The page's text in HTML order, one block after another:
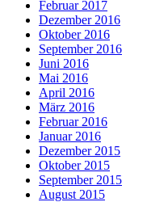
Februar 2017
Dezember 2016
Oktober 2016
September 2016
Juni 2016
Mai 2016
April 2016
März 2016
Februar 2016
Januar 2016
Dezember 2015
Oktober 2015
September 2015
August 2015